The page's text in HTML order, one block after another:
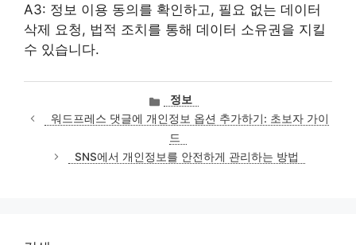
A3: 정보 이용 동의를 확인하고, 필요 없는 데이터
삭제 요청, 법적 조치를 통해 데이터 소유권을 지킬
수 있습니다.
카
테
고
리
정보
워드프레스 댓글에 개인정보 옵션 추가하기: 초보자 가이
드
SNS에서 개인정보를 안전하게 관리하는 방법